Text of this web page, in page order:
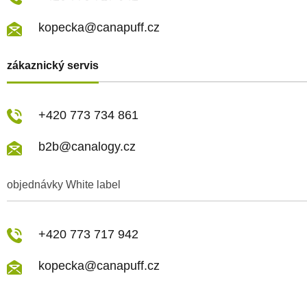
zákaznický servis
objednávky White label
kopecka@canapuff.cz
+420 773 734 861
b2b@canalogy.cz
+420 773 717 942
kopecka@canapuff.cz